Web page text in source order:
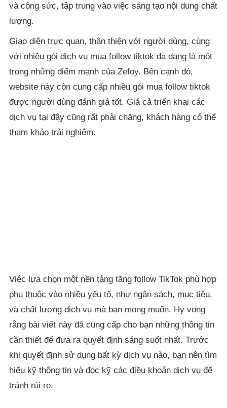
và công sức, tập trung vào việc sáng tạo nội dung chất
lượng.
Giao diện trực quan, thân thiện với người dùng, cùng
với nhiều gói dịch vụ mua follow tiktok đa dạng là một
trong những điểm mạnh của Zefoy. Bên cạnh đó,
website này còn cung cấp nhiều gói mua follow tiktok
được người dùng đánh giá tốt. Giá cả triển khai các
dịch vụ tại đây cũng rất phải chăng, khách hàng có thể
tham khảo trải nghiệm.
Việc lựa chọn một nền tảng tăng follow TikTok phù hợp
phụ thuộc vào nhiều yếu tố, như ngân sách, mục tiêu,
và chất lượng dịch vụ mà bạn mong muốn. Hy vọng
rằng bài viết này đã cung cấp cho bạn những thông tin
cần thiết để đưa ra quyết định sáng suốt nhất. Trước
khi quyết định sử dụng bất kỳ dịch vụ nào, bạn nên tìm
hiểu kỹ thông tin và đọc kỹ các điều khoản dịch vụ để
tránh rủi ro.